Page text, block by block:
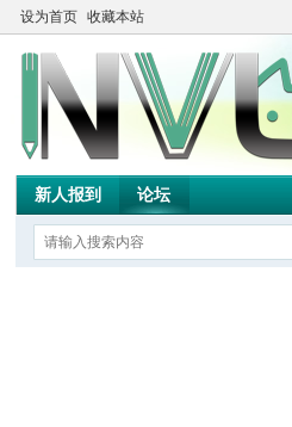
设为首页 收藏本站
新人报到 论坛